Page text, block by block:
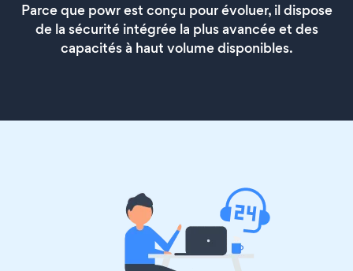
Parce que powr est conçu pour évoluer, il dispose
de la sécurité intégrée la plus avancée et des
capacités à haut volume disponibles.